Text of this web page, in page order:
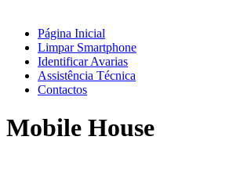
Página Inicial
Limpar Smartphone
Identificar Avarias
Assistência Técnica
Contactos
Mobile House